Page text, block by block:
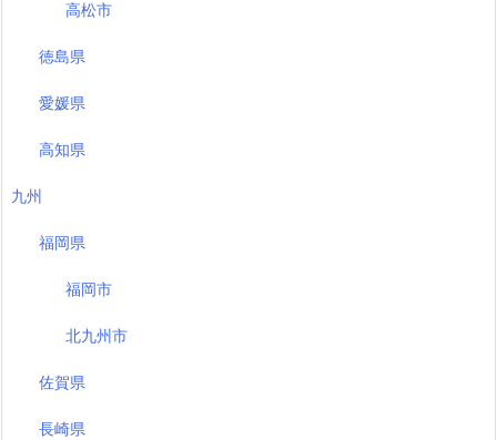
高松市
徳島県
愛媛県
高知県
九州
福岡県
福岡市
北九州市
佐賀県
長崎県